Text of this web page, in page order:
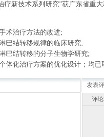
疗新技术系列研究”获广东省重
术治疗方法的改进;
巴结转移规律的临床研究;
巴结转移的分子生物学研究;
体化治疗方案的优化设计；均已
发表
评